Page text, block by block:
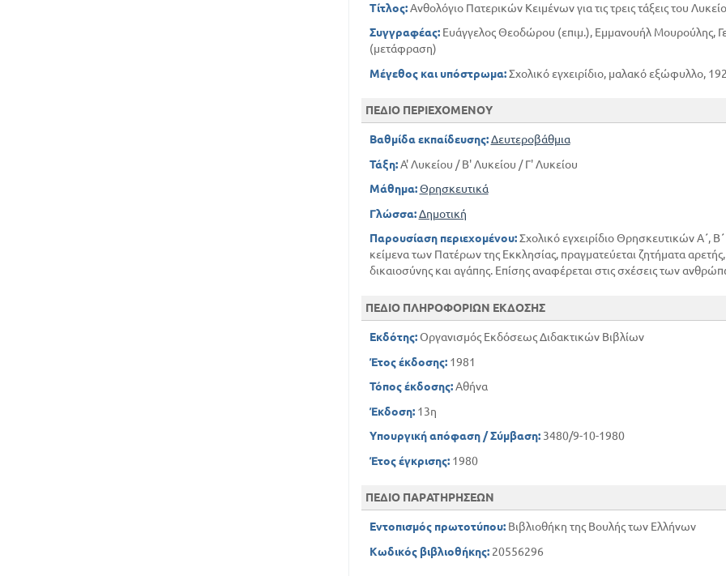
ΓΙΑ ΤΗΝ Γ ΤΑΞΗ ΛΥΚΕΙΟΥ
ΧΡΙΣΤΙΑΝΙΚΗ ΗΘΙΚΗ
Η ΠΙΣΤΗ ΠΡΟΣ ΤΟ ΘΕΟ
Η ΒΙΩΣΗ ΤΟΥ ΩΡΑΙΟΥ ΣΤΗΝ ΤΕΧΝΗ
ΤΟ ΜΥΣΤΗΡΙΟ ΤΟΥ ΓΑΜΟΥ
Τίτλος:Ανθολόγιο Πατερικών Κειμένων για τις τρεις τάξεις του
Συγγραφέας:Ευάγγελος Θεοδώρου (επιμ.), Εμμανουήλ Μουρούλης,
(μετάφραση)
Μέγεθος και υπόστρωμα:Σχολικό εγχειρίδιο, μαλακό εξώφυλλο,
ΠΕΔΙΟ ΠΕΡΙΕΧΟΜΕΝΟΥ
Βαθμίδα εκπαίδευσης: Δευτεροβάθμια
Τάξη:Α' Λυκείου / Β' Λυκείου / Γ' Λυκείου
Μάθημα: Θρησκευτικά
Γλώσσα: Δημοτική
Παρουσίαση περιεχομένου:Σχολικό εγχειρίδιο Θρησκευτικών Α΄,
κείμενα των Πατέρων της Εκκλησίας, πραγματεύεται ζητήματα
δικαιοσύνης και αγάπης. Επίσης αναφέρεται στις σχέσεις των
ΠΕΔΙΟ ΠΛΗΡΟΦΟΡΙΩΝ ΕΚΔΟΣΗΣ
Εκδότης:Οργανισμός Εκδόσεως Διδακτικών Βιβλίων
Έτος έκδοσης:1981
Τόπος έκδοσης:Αθήνα
Έκδοση:13η
Υπουργική απόφαση / Σύμβαση:3480/9-10-1980
Έτος έγκρισης:1980
ΠΕΔΙΟ ΠΑΡΑΤΗΡΗΣΕΩΝ
Εντοπισμός πρωτοτύπου:Βιβλιοθήκη της Βουλής των Ελλήνων
Κωδικός βιβλιοθήκης:20556296